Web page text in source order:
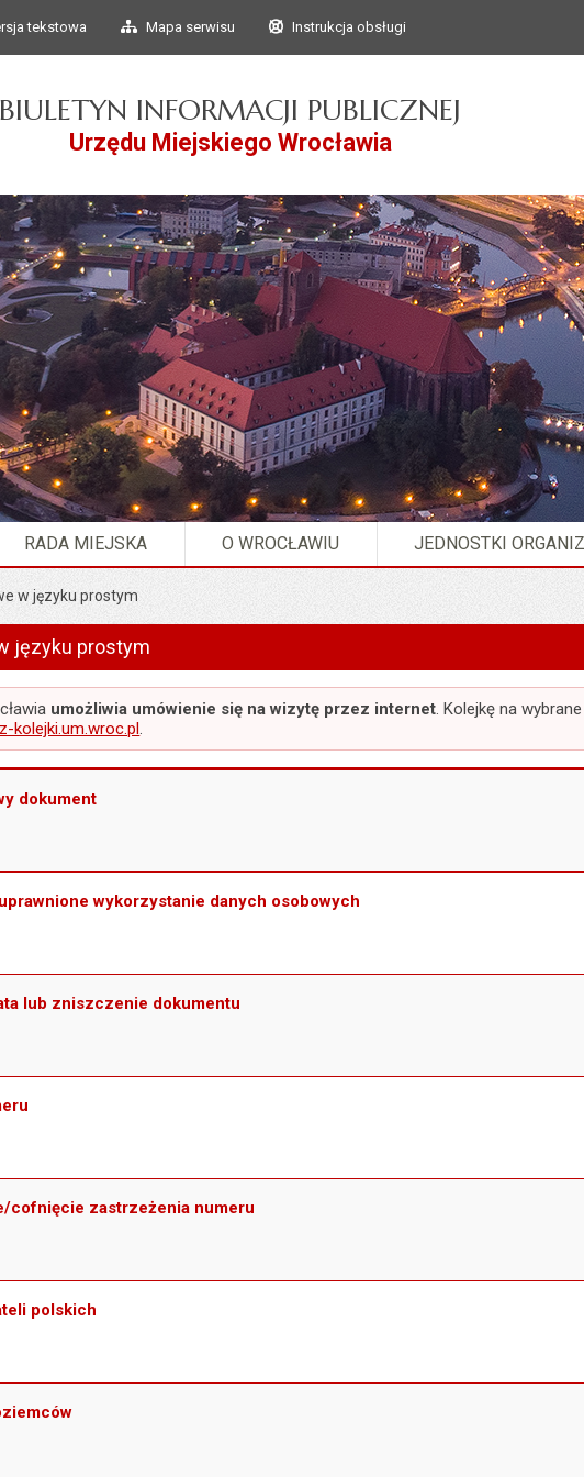
Przejdź do głównego
Przejdź do treści
tekstowa Mapa serwisu Instrukcja obsługi
BIULETYN INFORMACJI PUBLICZNEJ
Urzędu Miejskiego Wrocławia
RADA MIEJSKA O WROCŁAWIU JEDNOSTKI
w języku prostym
języku prostym
umożliwia umówienie się na wizytę przez internet. Kolejkę na
kolejki.um.wroc.pl.
dokument
wykorzystanie danych osobowych
lub zniszczenie dokumentu
cofnięcie zastrzeżenia numeru
polskich